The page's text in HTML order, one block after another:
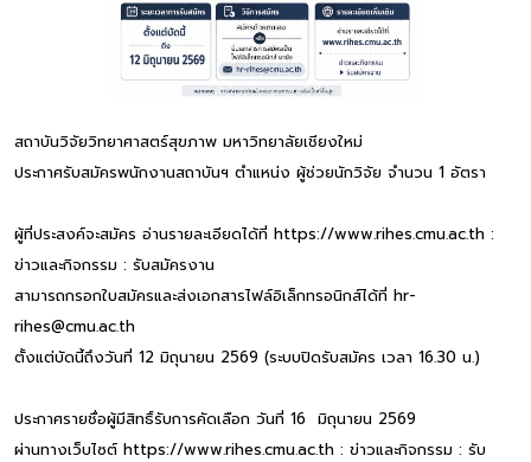
สถาบันวิจัยวิทยาศาสตร์สุขภาพ มหาวิทยาลัยเชียงใหม่
ประกาศรับสมัครพนักงานสถาบันฯ ตำแหน่ง ผู้ช่วยนักวิจัย จำนวน 1 อัตรา
ผู้ที่ประสงค์จะสมัคร อ่านรายละเอียดได้ที่ https://www.rihes.cmu.ac.th :
ข่าวและกิจกรรม : รับสมัครงาน
สามารถกรอกใบสมัครและส่งเอกสารไฟล์อิเล็กทรอนิกส์ได้ที่ hr-
rihes@cmu.ac.th
ตั้งแต่บัดนี้ถึงวันที่ 12 มิถุนายน 2569 (ระบบปิดรับสมัคร เวลา 16.30 น.)
ประกาศรายชื่อผู้มีสิทธิ์รับการคัดเลือก วันที่ 16 มิถุนายน 2569
ผ่านทางเว็บไซต์ https://www.rihes.cmu.ac.th : ข่าวและกิจกรรม : รับ